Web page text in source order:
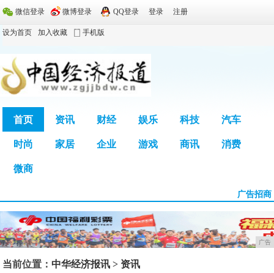
微信登录 微博登录 QQ登录 登录 注册
设为首页 加入收藏 手机版
首页 资讯 财经 娱乐 科技 汽车
时尚 家居 企业 游戏 商讯 消费
微商
广告招商
广告
当前位置： 中华经济报讯 > 资讯